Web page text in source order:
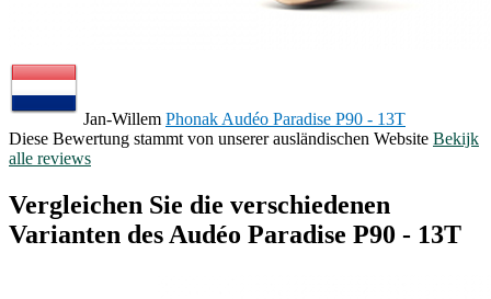
Jan-Willem Phonak Audéo Paradise P90 - 13T
Diese Bewertung stammt von unserer ausländischen Website Bekijk
alle reviews
Vergleichen Sie die verschiedenen
Varianten des Audéo Paradise P90 - 13T